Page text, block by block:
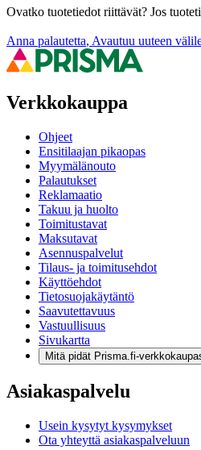
Ovatko tuotetiedot riittävät? Jos
Anna palautetta, Avautuu uuteen
Verkkokauppa
Ohjeet
Ensitilaajan pikaopas
Myymälänouto
Palautukset
Reklamaatio
Takuu ja huolto
Toimitustavat
Maksutavat
Asennuspalvelut
Tilaus- ja toimitusehdot
Käyttöehdot
Tietosuojakäytäntö
Saavutettavuus
Vastuullisuus
Sivukartta
Mitä pidät Prisma.fi-
Asiakaspalvelu
Usein kysytyt kysymykset
Ota yhteyttä asiakaspalveluun